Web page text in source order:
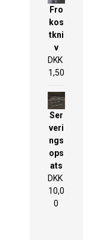
Fro
kos
tkni
v
DKK
1,50
Ser
veri
ngs
ops
ats
DKK
10,0
0